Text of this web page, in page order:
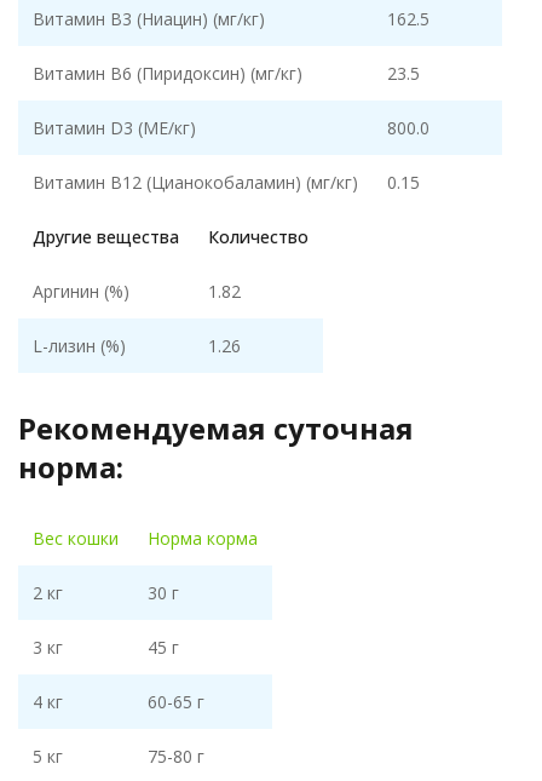
Витамин В3 (Ниацин) (мг/кг) 162.5
Витамин В6 (Пиридоксин) (мг/кг) 23.5
Витамин D3 (МЕ/кг) 800.0
Витамин В12 (Цианокобаламин) (мг/кг) 0.15
Другие вещества Количество
Аргинин (%) 1.82
L-лизин (%) 1.26
Рекомендуемая суточная
норма:
Вес кошки Норма корма
2 кг 30 г
3 кг 45 г
4 кг 60-65 г
5 кг 75-80 г